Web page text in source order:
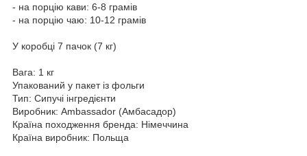
- на порцію кави: 6-8 грамів
- на порцію чаю: 10-12 грамів
У коробці 7 пачок (7 кг)
Вага: 1 кг
Упакований у пакет із фольги
Тип: Сипучі інгредієнти
Виробник: Ambassador (Амбасадор)
Країна походження бренда: Німеччина
Країна виробник: Польща